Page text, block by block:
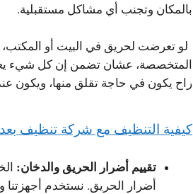
بالمكان وتجنب أي مشاكل مستقبلية.
لو تعرضت لحريق في البيت أو
المتخصصة، عشان تضمن إن كل شيء
راح يكون في حاجة تقلق منها، ويكون
كيفية التنظيف مع شركة تنظيف
تقييم أضرار الحريق والدخان:
أضرار الحريق. نستخدم